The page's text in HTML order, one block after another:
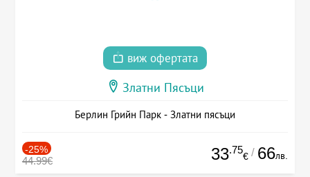
виж офертата
Златни Пясъци
Берлин Грийн Парк - Златни пясъци
-25%
44.99€ 33.75
€ / 66лв.